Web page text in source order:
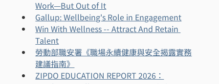
Work—But Out of It
Gallup: Wellbeing's Role in Engagement
Win With Wellness -- Attract And Retain
Talent
勞動部職安署《職場永續健康與安全揭露實務
建議指南》
ZIPDO EDUCATION REPORT 2026：